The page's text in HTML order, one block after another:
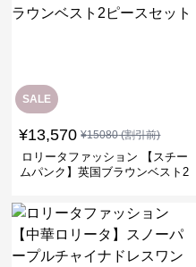
SALE
¥13,570 ¥15080(割引前)
ロリータファッション 【スチー
ムパンク】英国ブラウンベスト2